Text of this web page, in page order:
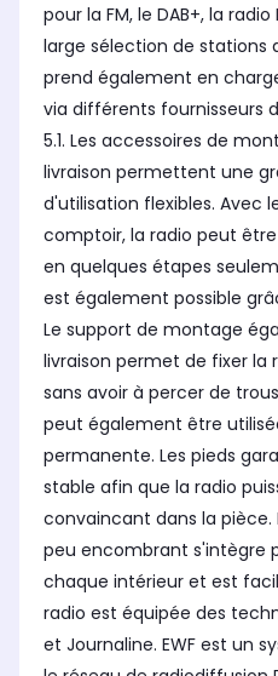
pour la FM, le DAB+, la
large sélection de stations
prend également en
via différents fournisseurs
5.1. Les accessoires de
livraison permettent une
d'utilisation flexibles. Avec
comptoir, la radio peut
en quelques étapes
est également possible
Le support de montage
livraison permet de fixer la
sans avoir à percer de
peut également être
permanente. Les pieds
stable afin que la radio
convaincant dans la
peu encombrant s'intègre
chaque intérieur et est
radio est équipée des
et Journaline. EWF est un